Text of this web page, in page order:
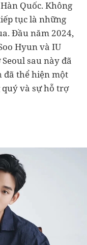
Quốc. Không
tục là những
Đầu năm 2024,
Hyun và IU
sau này đã
đã thể hiện một
và sự hỗ trợ